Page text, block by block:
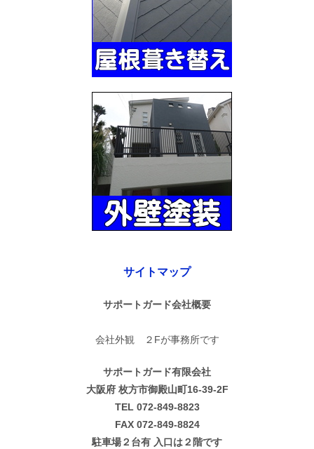
サイトマップ
サポートガード会社概要
会社外観 ２Fが事務所です
サポートガード有限会社
大阪府 枚方市御殿山町16-39-2F
TEL 072-849-8823
FAX 072-849-8824
駐車場２台有 入口は２階です